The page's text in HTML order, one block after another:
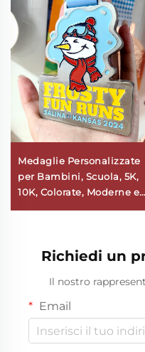
Medaglie Personalizzate
per Bambini, Scuola, 5K,
10K, Colorate, Moderne e
Maratona
Richiedi un
Il nostro
Email